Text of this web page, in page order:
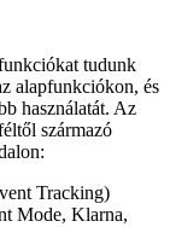
tudunk
alapfunkciókon, és
használatát. Az
származó
Tracking)
Mode, Klarna,